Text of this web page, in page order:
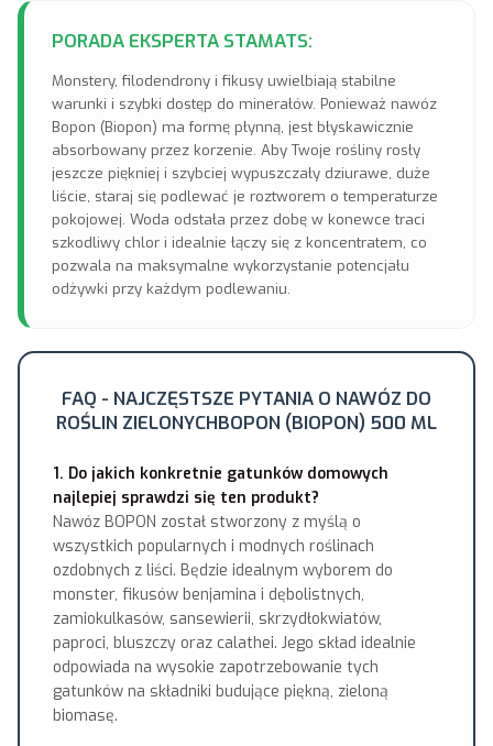
PORADA EKSPERTA STAMATS:
Monstery, filodendrony i fikusy uwielbiają stabilne
warunki i szybki dostęp do minerałów. Ponieważ nawóz
Bopon (Biopon) ma formę płynną, jest błyskawicznie
absorbowany przez korzenie. Aby Twoje rośliny rosły
jeszcze piękniej i szybciej wypuszczały dziurawe, duże
liście, staraj się podlewać je roztworem o temperaturze
pokojowej. Woda odstała przez dobę w konewce traci
szkodliwy chlor i idealnie łączy się z koncentratem, co
pozwala na maksymalne wykorzystanie potencjału
odżywki przy każdym podlewaniu.
FAQ - NAJCZĘSTSZE PYTANIA O NAWÓZ DO
ROŚLIN ZIELONYCHBOPON (BIOPON) 500 ML
1. Do jakich konkretnie gatunków domowych
najlepiej sprawdzi się ten produkt?
Nawóz BOPON został stworzony z myślą o
wszystkich popularnych i modnych roślinach
ozdobnych z liści. Będzie idealnym wyborem do
monster, fikusów benjamina i dębolistnych,
zamiokulkasów, sansewierii, skrzydłokwiatów,
paproci, bluszczy oraz calathei. Jego skład idealnie
odpowiada na wysokie zapotrzebowanie tych
gatunków na składniki budujące piękną, zieloną
biomasę.